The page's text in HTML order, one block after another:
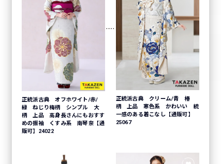
正統派古典 オフホワイト/赤/
緑 ねじり梅柄 シンプル 大
柄 上品 高身長さんにもおすす
めの振袖 くすみ系 南琴奈【通
販可】24022
正統派古典 クリーム/青 椿
柄 上品 寒色系 かわいい 統
一感のある着こなし【通販可】
25067